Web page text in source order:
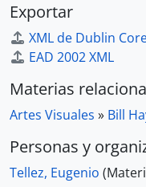
Exportar
XML de Dublin
EAD 2002 XML
Materias
Artes Visuales » Bill
Personas y
Tellez, Eugenio